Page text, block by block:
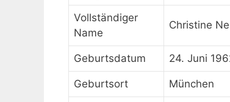
Vollständiger
Name
Christine
Geburtsdatum 24. Juni
Geburtsort München